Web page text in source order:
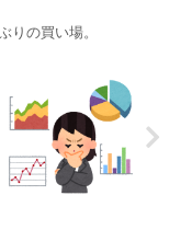
りの買い場。